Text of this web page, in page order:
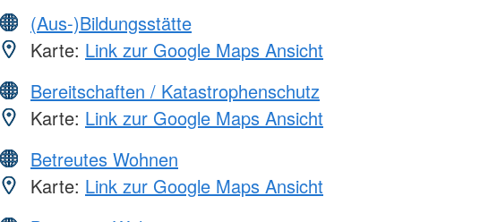
(Aus-)Bildungsstätte
Karte: Link zur Google Maps Ansicht
Bereitschaften / Katastrophenschutz
Karte: Link zur Google Maps Ansicht
Betreutes Wohnen
Karte: Link zur Google Maps Ansicht